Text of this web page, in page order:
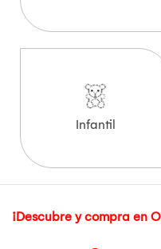
Infantil
¡Descubre y compra en